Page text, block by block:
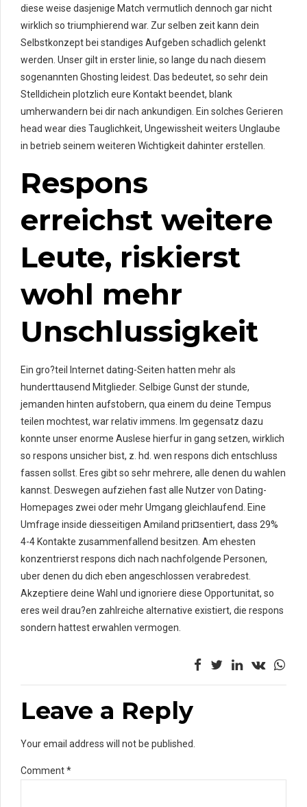
diese weise dasjenige Match vermutlich dennoch gar nicht
wirklich so triumphierend war. Zur selben zeit kann dein
Selbstkonzept bei standiges Aufgeben schadlich gelenkt
werden. Unser gilt in erster linie, so lange du nach diesem
sogenannten Ghosting leidest. Das bedeutet, so sehr dein
Stelldichein plotzlich eure Kontakt beendet, blank
umherwandern bei dir nach ankundigen. Ein solches Gerieren
head wear dies Tauglichkeit, Ungewissheit weiters Unglaube
in betrieb seinem weiteren Wichtigkeit dahinter erstellen.
Respons
erreichst weitere
Leute, riskierst
wohl mehr
Unschlussigkeit
Ein gro?teil Internet dating-Seiten hatten mehr als
hunderttausend Mitglieder. Selbige Gunst der stunde,
jemanden hinten aufstobern, qua einem du deine Tempus
teilen mochtest, war relativ immens. Im gegensatz dazu
konnte unser enorme Auslese hierfur in gang setzen, wirklich
so respons unsicher bist, z. hd. wen respons dich entschluss
fassen sollst. Eres gibt so sehr mehrere, alle denen du wahlen
kannst. Deswegen aufziehen fast alle Nutzer von Dating-
Homepages zwei oder mehr Umgang gleichlaufend. Eine
Umfrage inside diesseitigen Amiland pri¤sentiert, dass 29%
4-4 Kontakte zusammenfallend besitzen. Am ehesten
konzentrierst respons dich nach nachfolgende Personen,
uber denen du dich eben angeschlossen verabredest.
Akzeptiere deine Wahl und ignoriere diese Opportunitat, so
eres weil drau?en zahlreiche alternative existiert, die respons
sondern hattest erwahlen vermogen.
Leave a Reply
Your email address will not be published.
Comment*